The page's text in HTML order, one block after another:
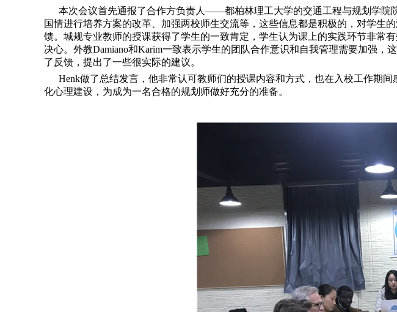
本次会议首先通报了合作方负责人――都柏林理工大学的交通工程与规划学院
国情进行培养方案的改革、加强两校师生交流等，这些信息都是积极的，对学生
馈。城规专业教师的授课获得了学生的一致肯定，学生认为课上的实践环节非常
决心。外教Damiano和Karim一致表示学生的团队合作意识和自我管理需要加强
了反馈，提出了一些很实际的建议。
Henk做了总结发言，他非常认可教师们的授课内容和方式，也在入校工作期
化心理建设，为成为一名合格的规划师做好充分的准备。